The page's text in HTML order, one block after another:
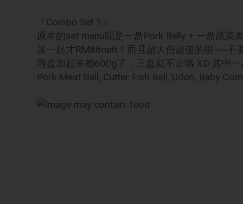
「Combo Set 1」
原本的set menu呢是一盘Pork Belly + 一盘蔬菜
加一起才RM88nett！而且超大份超值的啦~~不
两盘加起来都600g了，三盘就不止咯 XD 其中
Pork Meat Ball, Cutter Fish Ball, Udon, Baby